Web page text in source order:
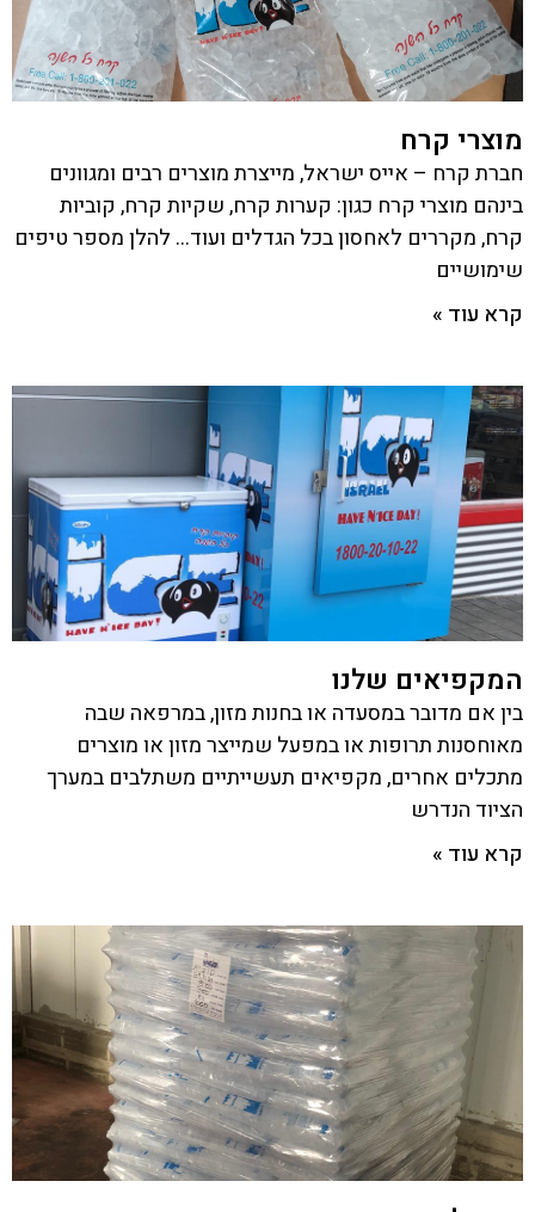
מוצרי קרח
חברת קרח – אייס ישראל, מייצרת מוצרים רבים ומגוונים
בינהם מוצרי קרח כגון: קערות קרח, שקיות קרח, קוביות
קרח, מקררים לאחסון בכל הגדלים ועוד… להלן מספר טיפים
שימושיים
קרא עוד »
המקפיאים שלנו
בין אם מדובר במסעדה או בחנות מזון, במרפאה שבה
מאוחסנות תרופות או במפעל שמייצר מזון או מוצרים
מתכלים אחרים, מקפיאים תעשייתיים משתלבים במערך
הציוד הנדרש
קרא עוד »